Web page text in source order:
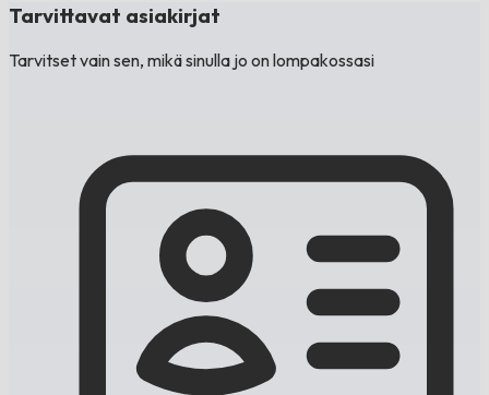
Tarvittavat asiakirjat
Tarvitset vain sen, mikä sinulla jo on lompakossasi